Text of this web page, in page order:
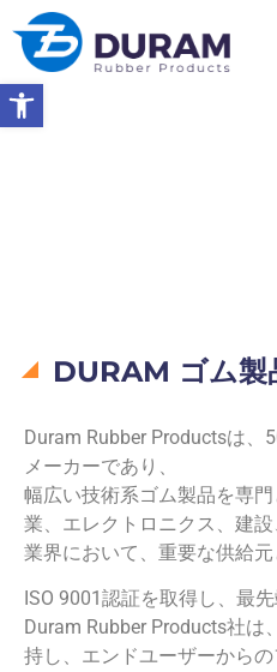
ツールバーを開く
DURAM ゴム製
DURAM ゴム製
Duram Rubber Productsは、
メーカーであり、
幅広い技術系ゴム製品を専
業、エレクトロニクス、建
業界において、重要な供給
ISO 9001認証を取得し、最
Duram Rubber Products社は
持し、エンドユーザーから